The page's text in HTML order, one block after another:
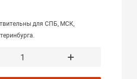
для СПБ, МСК,